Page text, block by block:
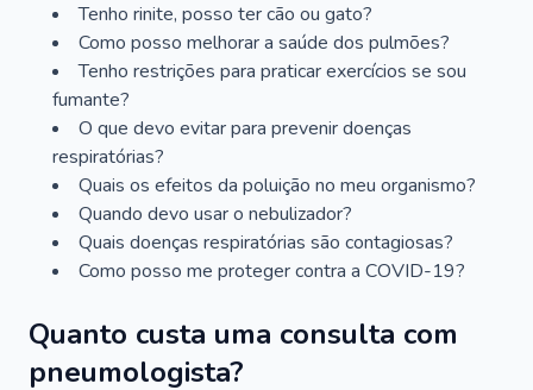
Tenho rinite, posso ter cão ou gato?
Como posso melhorar a saúde dos pulmões?
Tenho restrições para praticar exercícios se sou
fumante?
O que devo evitar para prevenir doenças
respiratórias?
Quais os efeitos da poluição no meu organismo?
Quando devo usar o nebulizador?
Quais doenças respiratórias são contagiosas?
Como posso me proteger contra a COVID-19?
Quanto custa uma consulta com
pneumologista?